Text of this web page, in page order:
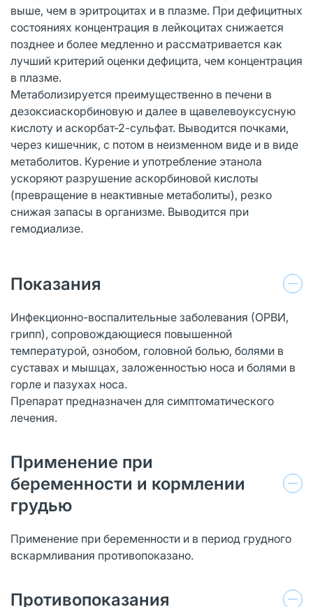
выше, чем в эритроцитах и в плазме. При дефицитных
состояниях концентрация в лейкоцитах снижается
позднее и более медленно и рассматривается как
лучший критерий оценки дефицита, чем концентрация
в плазме.
Метаболизируется преимущественно в печени в
дезоксиаскорбиновую и далее в щавелевоуксусную
кислоту и аскорбат-2-сульфат. Выводится почками,
через кишечник, с потом в неизменном виде и в виде
метаболитов. Курение и употребление этанола
ускоряют разрушение аскорбиновой кислоты
(превращение в неактивные метаболиты), резко
снижая запасы в организме. Выводится при
гемодиализе.
Показания
Инфекционно-воспалительные заболевания (ОРВИ,
грипп), сопровождающиеся повышенной
температурой, ознобом, головной болью, болями в
суставах и мышцах, заложенностью носа и болями в
горле и пазухах носа.
Препарат предназначен для симптоматического
лечения.
Применение при
беременности и кормлении
грудью
Применение при беременности и в период грудного
вскармливания противопоказано.
Противопоказания